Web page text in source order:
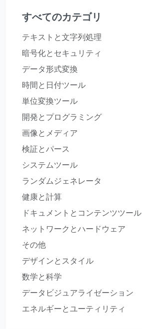
すべてのカテゴリ
テキストと文字列処理
暗号化とセキュリティ
データ形式変換
時間と日付ツール
単位変換ツール
開発とプログラミング
画像とメディア
検証とパース
システムツール
ランダムジェネレータ
健康と計算
ドキュメントとコンテンツツール
ネットワークとハードウェア
その他
デザインとスタイル
数学と科学
データビジュアライゼーション
エネルギーとユーティリティ